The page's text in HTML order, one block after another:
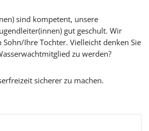
sind kompetent, unsere
gut geschult. Wir
Ihre Tochter. Vielleicht denken Sie
zu werden?
sicherer zu machen.